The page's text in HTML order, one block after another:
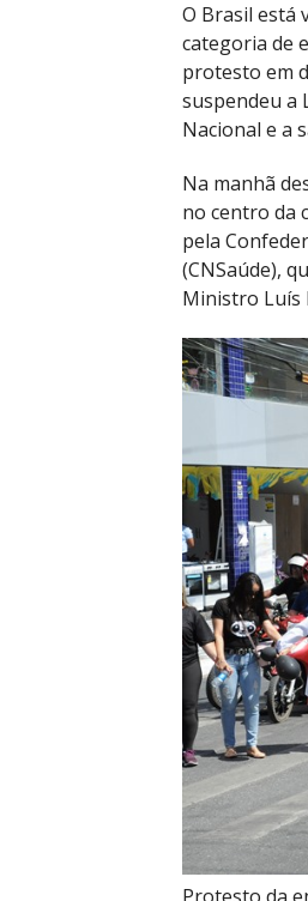
O Brasil está
categoria de
protesto em
suspendeu a
Nacional e a
Na manhã
no centro da
pela
(CNSaúde),
Ministro Luís